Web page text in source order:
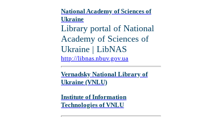
National Academy of Sciences of
Ukraine
Library portal of National
Academy of Sciences of
Ukraine | LibNAS
http://libnas.nbuv.gov.ua
Vernadsky National Library of
Ukraine (VNLU)
Institute of Information
Technologies of VNLU